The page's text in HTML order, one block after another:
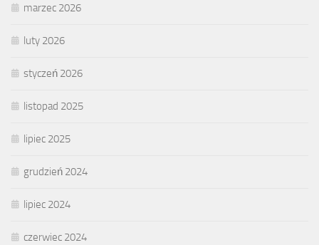
marzec 2026
luty 2026
styczeń 2026
listopad 2025
lipiec 2025
grudzień 2024
lipiec 2024
czerwiec 2024